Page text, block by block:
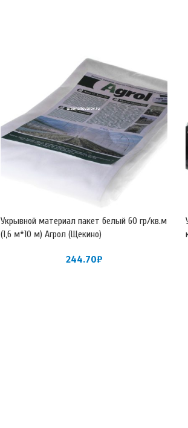
Укрывной материал пакет белый 60 гр/кв.м
(1,6 м*10 м) Агрол (Щекино)
244.70₽